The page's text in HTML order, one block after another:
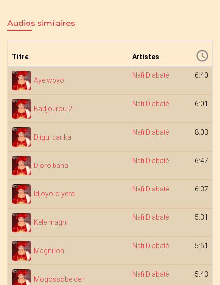
Audios similaires
Titre Artistes
Aye woyo
Nafi Diabaté 6:40
Badjourou 2
Nafi Diabaté 6:01
Djigui barika
Nafi Diabaté 8:03
Djoro bana
Nafi Diabaté 6:47
Idjoyoro yera
Nafi Diabaté 6:37
Kèlè magni
Nafi Diabaté 5:31
Magni loh
Nafi Diabaté 5:51
Mogossobe den
Nafi Diabaté 5:43